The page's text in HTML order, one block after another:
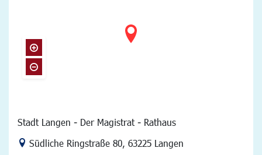
Stadt Langen - Der Magistrat - Rathaus
Link zur Google-Maps Navigation
Südliche Ringstraße 80, 63225 Langen